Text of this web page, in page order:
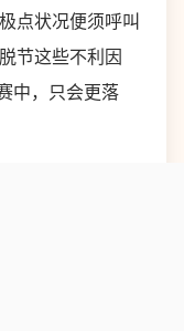
点状况便须呼叫
节这些不利因
中，只会更落